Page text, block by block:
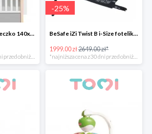
Bellamy Pinette łóżeczko 140x70
-25%
BeSafe iZi Twist B i-Size fotelik przekręcany 270°
1999.00 zł2649.00 zł*